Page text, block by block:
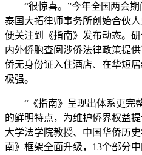
“很惊喜。”今年全国两会期
泰国大拓律师事务所创始合伙
便关注到《指南》发布动态。
内外侨胞查阅涉侨法律政策提
侨无身份证入住酒店、在华短
极强。
“《指南》呈现出体系更完
的鲜明特点，为维护侨界权益
大学法学院教授、中国华侨历
南》框架全面升级，13个部分